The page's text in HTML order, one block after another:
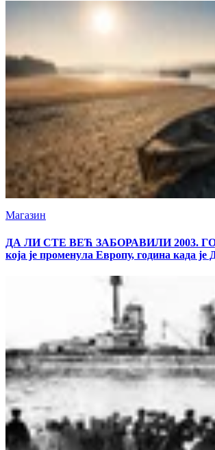
Магазин
ДА ЛИ СТЕ ВЕЋ ЗАБОРАВИЛИ 2003.
која је променула Европу, година када је